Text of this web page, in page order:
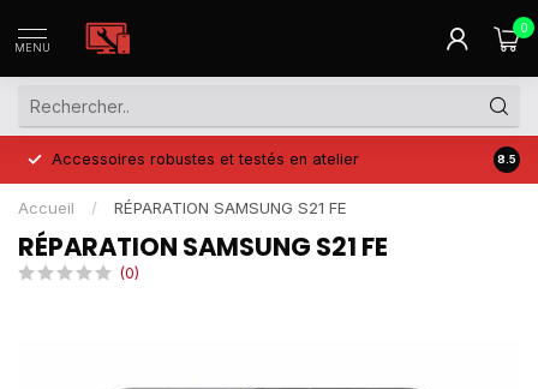
MENU
0
Accessoires robustes et testés en atelier Prix
8.5
Accueil / RÉPARATION SAMSUNG S21 FE
RÉPARATION SAMSUNG S21 FE
(0)